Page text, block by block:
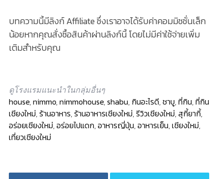
บทความนี้มีลิงก์ Affiliate ซึ่งเราอาจได้รับค่าคอมมิชชั่นเล็ก
น้อยหากคุณสั่งซื้อสินค้าผ่านลิงก์นี้ โดยไม่มีค่าใช้จ่ายเพิ่ม
เติมสำหรับคุณ
ดูโรงแรมแนะนำในกลุ่มอื่นๆ
house,nimmo,nimmohouse,shabu, กินอะไรดี,ชาบู,ที่กิน,ที่กิน
เชียงใหม่,ร้านอาหาร,ร้านอาหารเชียงใหม่,รีวิวเชียงใหม่,สุกี้ยากี้,
อร่อยเชียงใหม่,อร่อยไปแดก,อาหารญี่ปุ่น,อาหารเย็น,เชียงใหม่,
เที่ยวเชียงใหม่